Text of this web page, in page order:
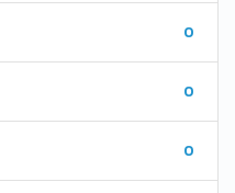
0
0
0